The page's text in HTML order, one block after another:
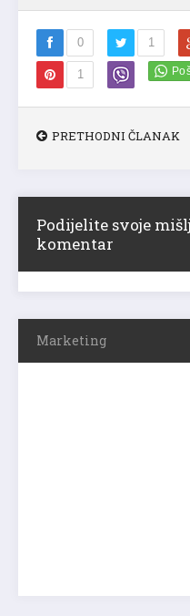
0 1
1
PRETHODNI ČLANAK
Podijelite svoje
komentar
Marketing